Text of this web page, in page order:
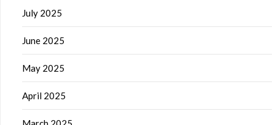
July 2025
June 2025
May 2025
April 2025